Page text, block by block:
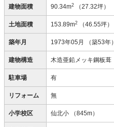
建物面積 90.34m2 （27.32坪）
土地面積 153.89m2 （46.55坪）
築年月 1973年05月 （築53年）
建物構造 木造亜鉛メッキ鋼板葺
駐車場 有
リフォーム 無
小学校区 仙北小 （845m）